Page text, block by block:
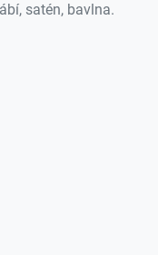
satén, bavlna.